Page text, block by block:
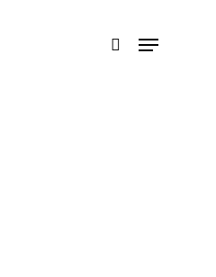
Zoekensearch
Menu